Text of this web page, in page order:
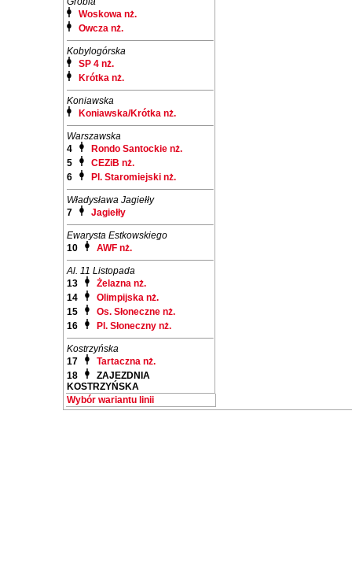
Woskowa nż.
Owcza nż.
Kobylogórska
SP 4 nż.
Krótka nż.
Koniawska
Koniawska/Krótka nż.
Warszawska
4
Rondo Santockie nż.
5
CEZiB nż.
6
Pl. Staromiejski nż.
Władysława Jagiełły
7
Jagiełły
Ewarysta Estkowskiego
10
AWF nż.
Al. 11 Listopada
13
Żelazna nż.
14
Olimpijska nż.
15
Os. Słoneczne nż.
16
Pl. Słoneczny nż.
Kostrzyńska
17
Tartaczna nż.
18
ZAJEZDNIA
KOSTRZYŃSKA
Wybór wariantu linii